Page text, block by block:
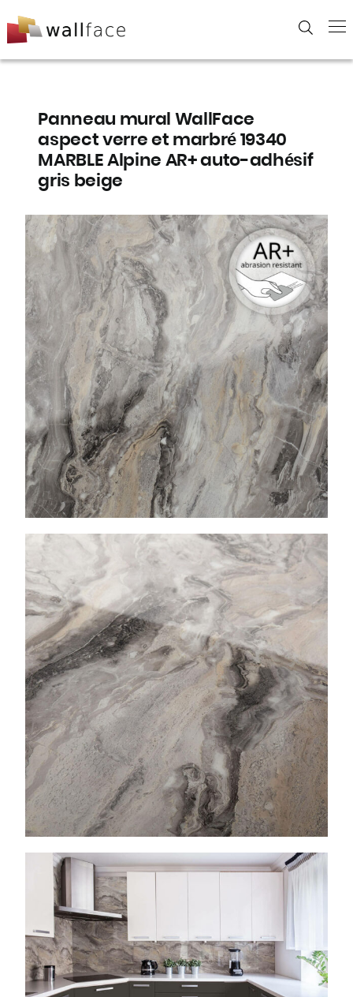
to
Panneau mural WallFace
aspect verre et marbré 19340
MARBLE Alpine AR+ auto-adhésif
gris beige